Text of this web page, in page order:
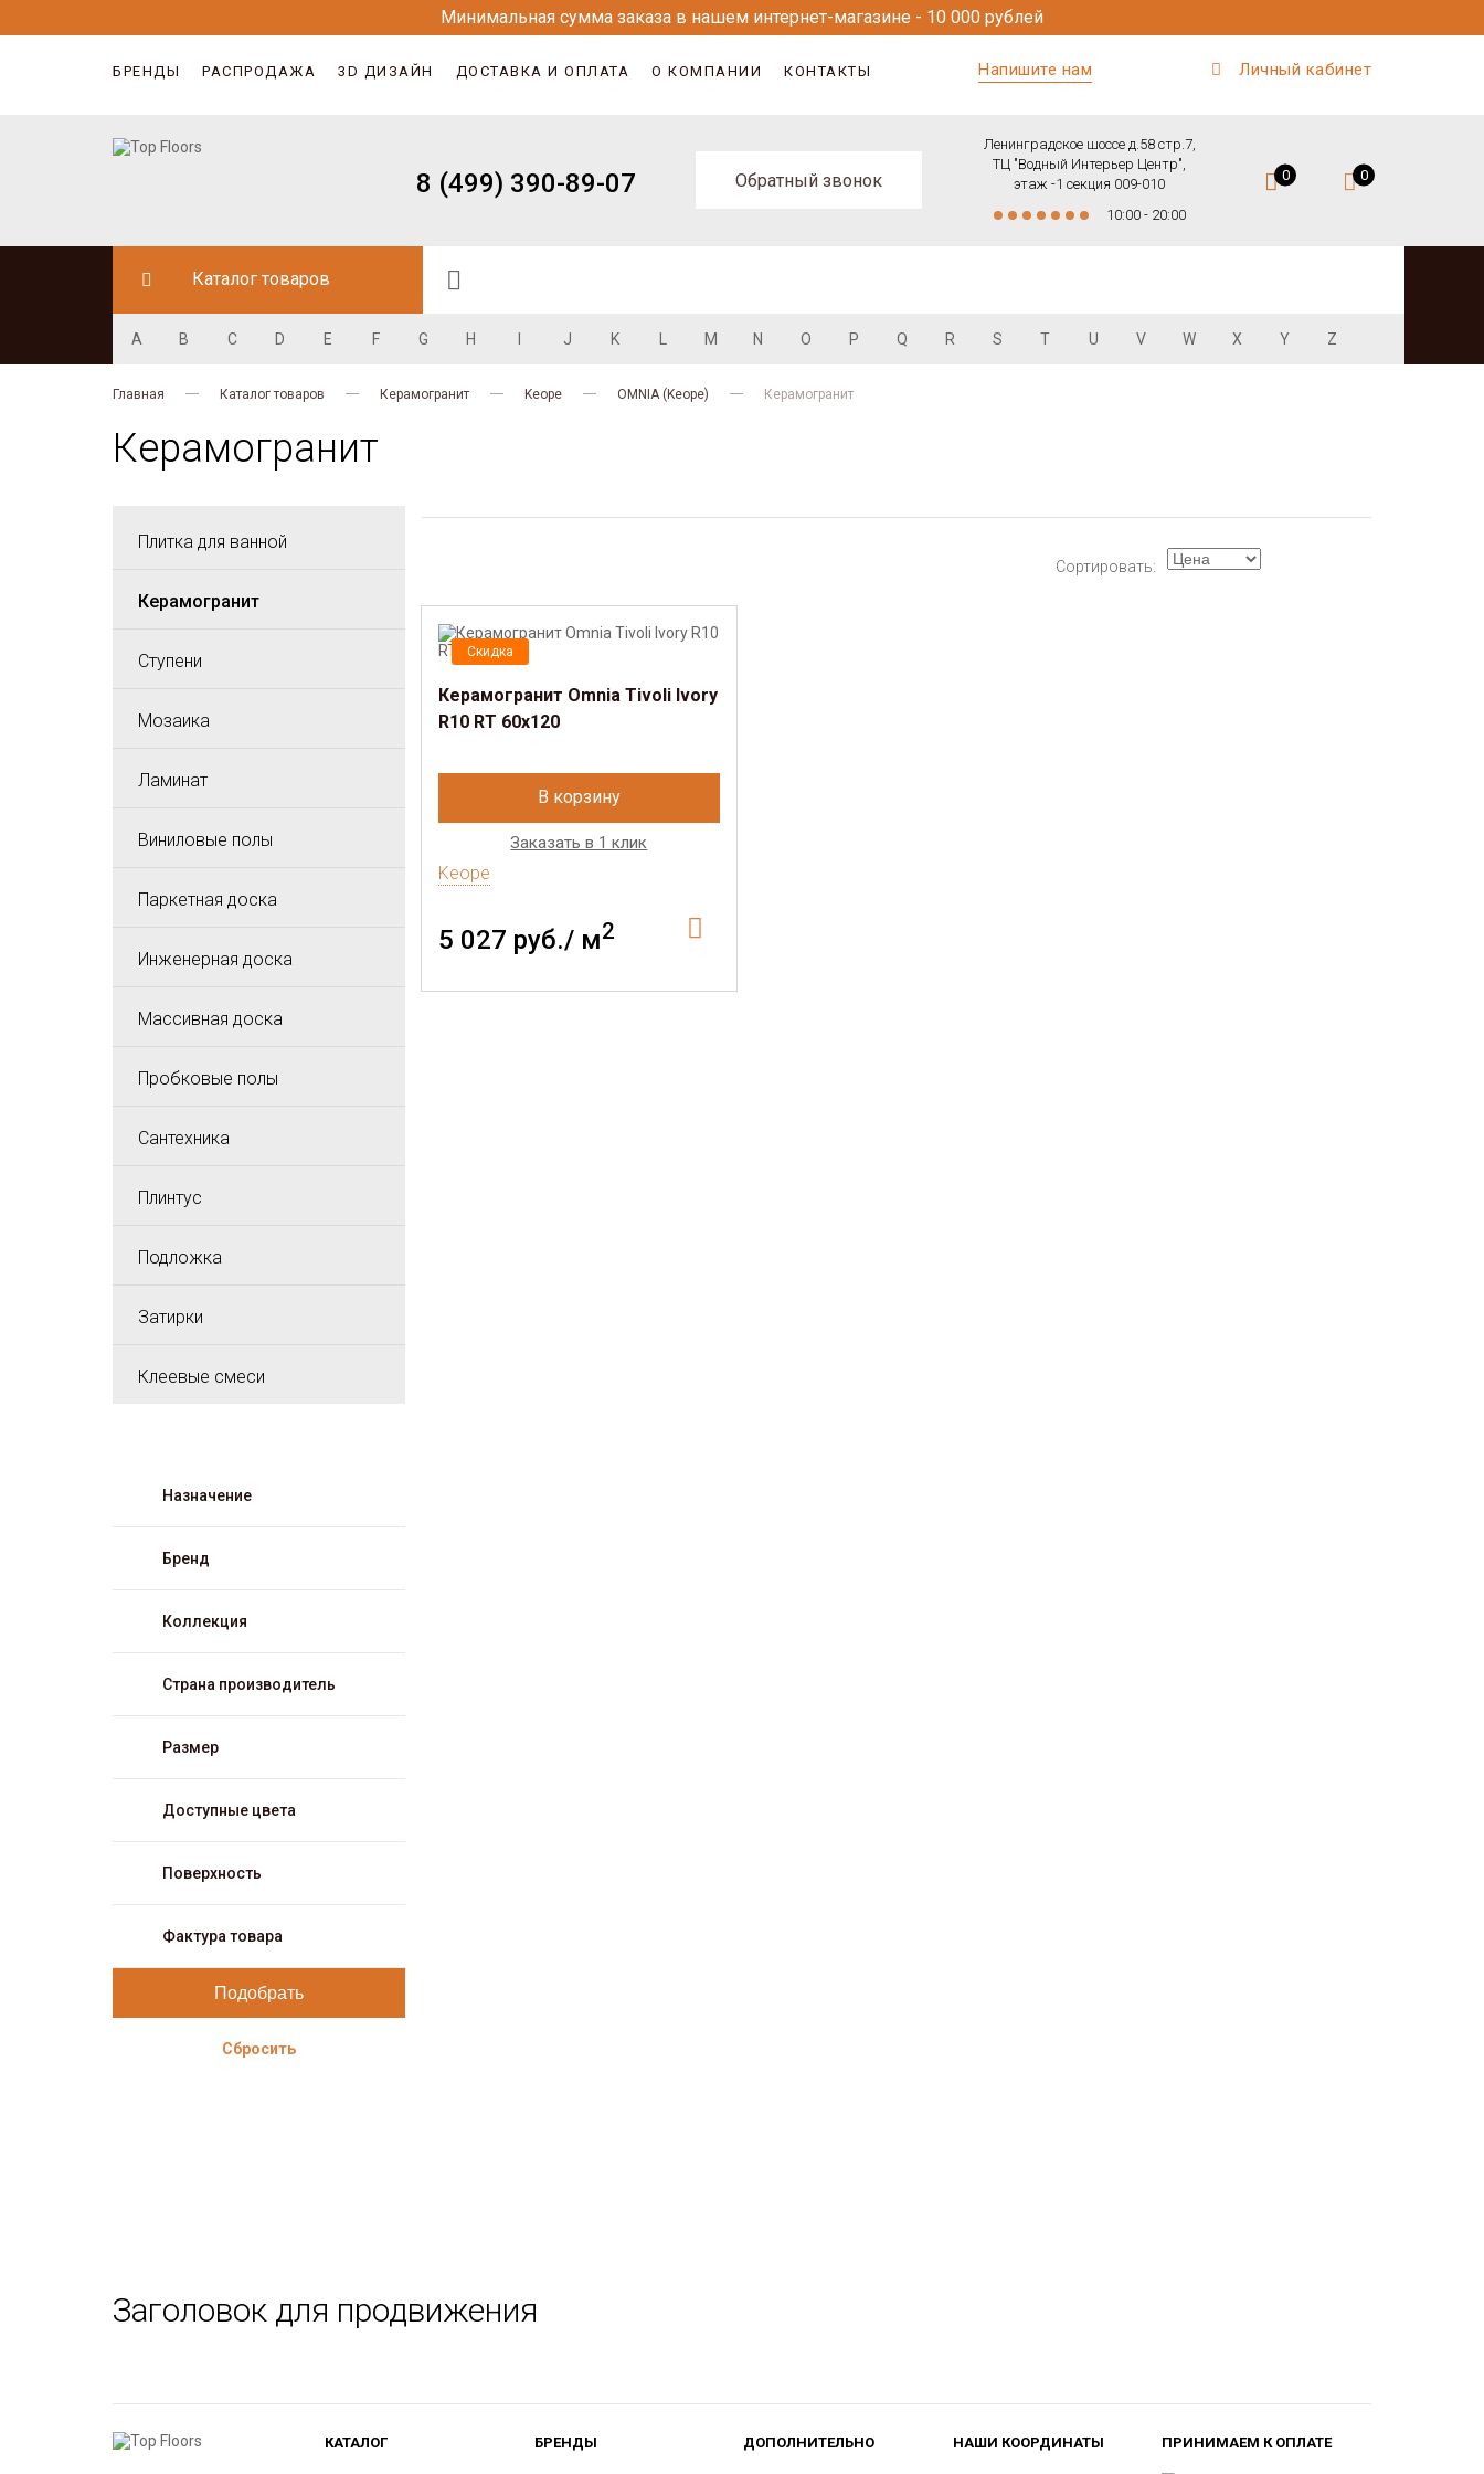
Минимальная сумма заказа в нашем интернет-магазине - 10 000 рублей
БРЕНДЫ РАСПРОДАЖА 3D ДИЗАЙН ДОСТАВКА И ОПЛАТА О КОМПАНИИ КОНТАКТЫ Напишите нам Личный кабинет
8 (499) 390-89-07 Обратный звонок
Ленинградское шоссе д.58 стр.7,
ТЦ "Водный Интерьер Центр",
этаж -1 секция 009-010
10:00 - 20:00
0 0
Каталог товаров
A B C D E F G H J K M N O P Q R S T U V W X Y Z
Главная Каталог товаров Керамогранит Keope OMNIA (Keope) Керамогранит
Керамогранит
Плитка для ванной
Керамогранит
Ступени
Мозаика
Ламинат
Виниловые полы
Паркетная доска
Инженерная доска
Массивная доска
Пробковые полы
Сантехника
Плинтус
Подложка
Затирки
Клеевые смеси
Назначение
Бренд
Коллекция
Страна производитель
Размер
Доступные цвета
Поверхность
Фактура товара
Сбросить
Сортировать:
Скидка
Керамогранит Omnia Tivoli Ivory
R10 RT 60x120
В корзину
Заказать в 1 клик
Keope
5 027 руб./ м2
Заголовок для продвижения
КАТАЛОГ БРЕНДЫ ДОПОЛНИТЕЛЬНО НАШИ КООРДИНАТЫ ПРИНИМАЕМ К ОПЛАТЕ